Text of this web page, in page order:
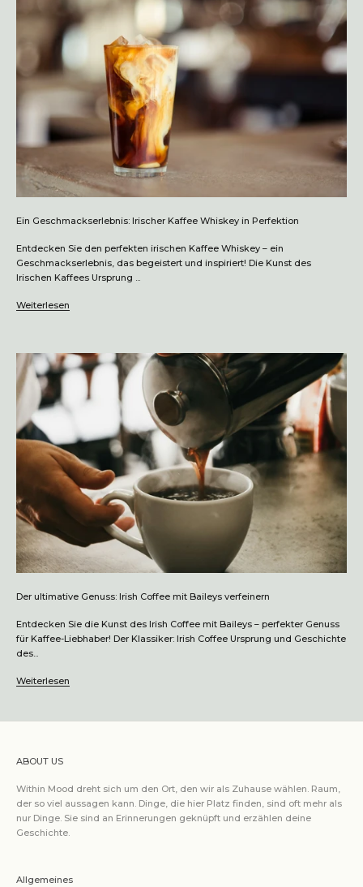
Ein Geschmackserlebnis: Irischer Kaffee Whiskey in Perfektion
Entdecken Sie den perfekten irischen Kaffee Whiskey – ein
Geschmackserlebnis, das begeistert und inspiriert! Die Kunst des
Irischen Kaffees Ursprung ...
Weiterlesen
Der ultimative Genuss: Irish Coffee mit Baileys verfeinern
Entdecken Sie die Kunst des Irish Coffee mit Baileys – perfekter Genuss
für Kaffee-Liebhaber! Der Klassiker: Irish Coffee Ursprung und Geschichte
des...
Weiterlesen
ABOUT US
Within Mood dreht sich um den Ort, den wir als Zuhause wählen. Raum,
der so viel aussagen kann. Dinge, die hier Platz finden, sind oft mehr als
nur Dinge. Sie sind an Erinnerungen geknüpft und erzählen deine
Geschichte.
Allgemeines